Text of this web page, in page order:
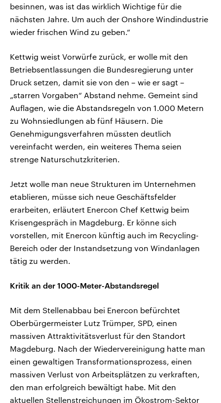
besinnen, was ist das wirklich Wichtige für die
nächsten Jahre. Um auch der Onshore Windindustrie
wieder frischen Wind zu geben.“
Kettwig weist Vorwürfe zurück, er wolle mit den
Betriebsentlassungen die Bundesregierung unter
Druck setzen, damit sie von den – wie er sagt –
„starren Vorgaben“ Abstand nehme. Gemeint sind
Auflagen, wie die Abstandsregeln von 1.000 Metern
zu Wohnsiedlungen ab fünf Häusern. Die
Genehmigungsverfahren müssten deutlich
vereinfacht werden, ein weiteres Thema seien
strenge Naturschutzkriterien.
Jetzt wolle man neue Strukturen im Unternehmen
etablieren, müsse sich neue Geschäftsfelder
erarbeiten, erläutert Enercon Chef Kettwig beim
Krisengespräch in Magdeburg. Er könne sich
vorstellen, mit Enercon künftig auch im Recycling-
Bereich oder der Instandsetzung von Windanlagen
tätig zu werden.
Kritik an der 1000-Meter-Abstandsregel
Mit dem Stellenabbau bei Enercon befürchtet
Oberbürgermeister Lutz Trümper, SPD, einen
massiven Attraktivitätsverlust für den Standort
Magdeburg. Nach der Wiedervereinigung hatte man
einen gewaltigen Transformationsprozess, einen
massiven Verlust von Arbeitsplätzen zu verkraften,
den man erfolgreich bewältigt habe. Mit den
aktuellen Stellenstreichungen im Ökostrom-Sektor